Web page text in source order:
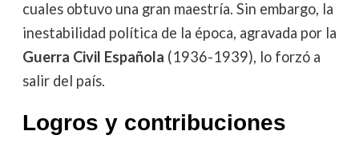
cuales obtuvo una gran maestría. Sin embargo, la
inestabilidad política de la época, agravada por la
Guerra Civil Española (1936-1939), lo forzó a
salir del país.
Logros y contribuciones